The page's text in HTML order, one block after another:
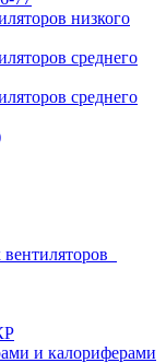
низкого
среднего
среднего
и калориферами